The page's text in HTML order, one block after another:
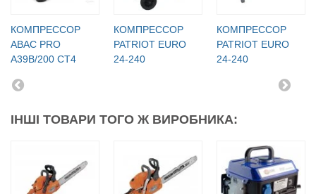
КОМПРЕССОР
ABAC PRO
A39B/200 CT4
КОМПРЕССОР
PATRIOT EURO
24-240
КОМПРЕССОР
PATRIOT EURO
24-240
ІНШІ ТОВАРИ ТОГО Ж ВИРОБНИКА: